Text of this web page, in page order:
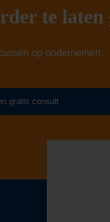
te laten
op ondernemen.
gratis consult